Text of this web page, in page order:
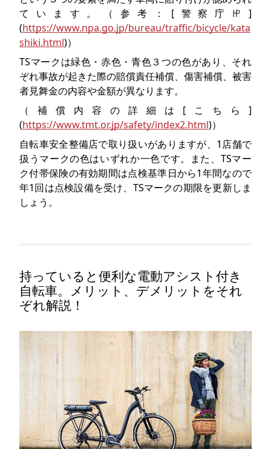
ています。（参考：[警察庁㏋]
(https://www.npa.go.jp/bureau/traffic/bicycle/kata
shiki.html)）
TSマークは緑色・赤色・青色３つの色があり、それ
ぞれ事故が起きた際の賠償責任補償、傷害補償、被害
者見舞金の内容や金額が異なります。
（補償内容の詳細は[こちら]
(https://www.tmt.or.jp/safety/index2.html)）
自転車安全整備店で取り扱いがありますが、1店舗で
扱うマークの色はいずれか一色です。また、TSマー
ク付帯保険の有効期間は点検基準日から1年間なので
年1回は点検設備を受け、TSマークの期限を更新しま
しょう。
持っていると便利な電動アシスト付き
自転車。メリット、デメリットをそれ
ぞれ解説！